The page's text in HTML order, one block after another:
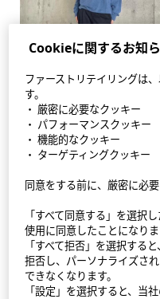
StyleHint アプリ
利用規約
プライバシーポリシー（外
サイトマップ
Cookieに関するお知
ファーストリテイリングは
す。
・ 厳密に必要なクッキー
・ パフォーマンスクッキー
・ 機能的なクッキー
・ ターゲティングクッキー
同意をする前に、厳密に必
「すべて同意する」を選択
使用に同意したことになりま
「すべて拒否」を選択する
拒否し、パーソナライズさ
できなくなります。
「設定」を選択すると、当